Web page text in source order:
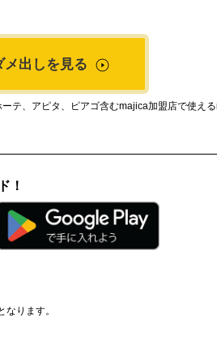
メ出しを見る
テ、アピタ、ピアゴ含むmajica加盟店で使え
！
ります。